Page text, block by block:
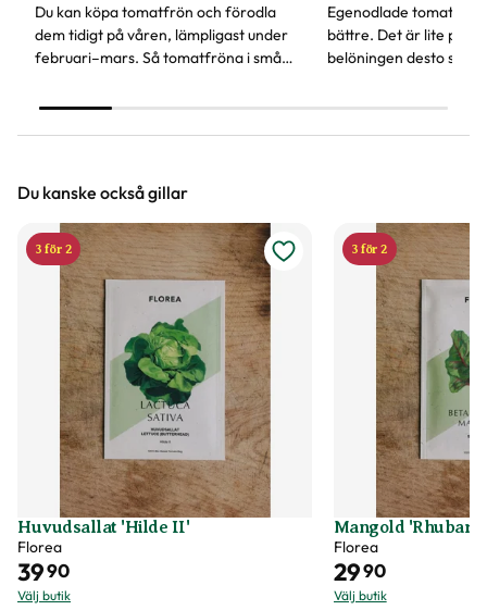
Du kan köpa tomatfrön och förodla
dem tidigt på våren, lämpligast under
februari–mars. Så tomatfröna i små
våra bästa tips.
Egenodlade tomater
bättre. Det är lite
belöningen desto
tomat.
Du kanske också gillar
3 för 2
Huvudsallat 'Hilde II'
Florea
3990
Välj butik
3 för 2
Mangold 'Rhubarb
Florea
2990
Välj butik